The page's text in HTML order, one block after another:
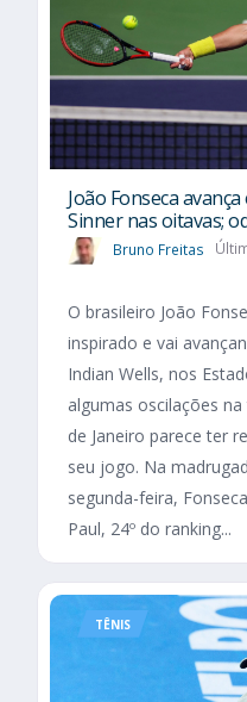
João Fonseca
Sinner nas oitavas;
Bruno Freitas
O brasileiro João
inspirado e vai
Indian Wells, nos
algumas oscilações
de Janeiro parece ter
seu jogo. Na
segunda-feira,
Paul, 24º do ranking...
TÊNIS